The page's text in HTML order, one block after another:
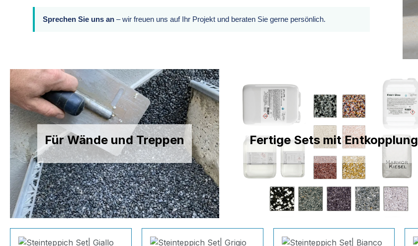
Sprechen Sie uns an – wir freuen uns auf Ihr Projekt und beraten Sie gerne persönlich.
Für Wände und Treppen Fertige Sets mit Entkopplung